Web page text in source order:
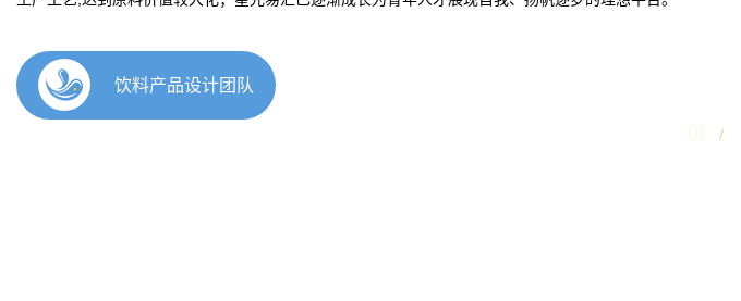
成功生产出产品。
饮料解决方案